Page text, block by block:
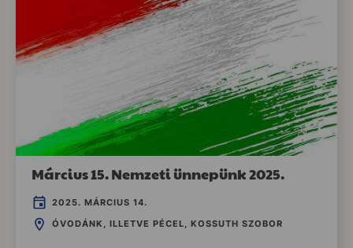
Március 15. Nemzeti ünnepünk 2025.
2025. MÁRCIUS 14.
ÓVODÁNK, ILLETVE PÉCEL, KOSSUTH SZOBOR